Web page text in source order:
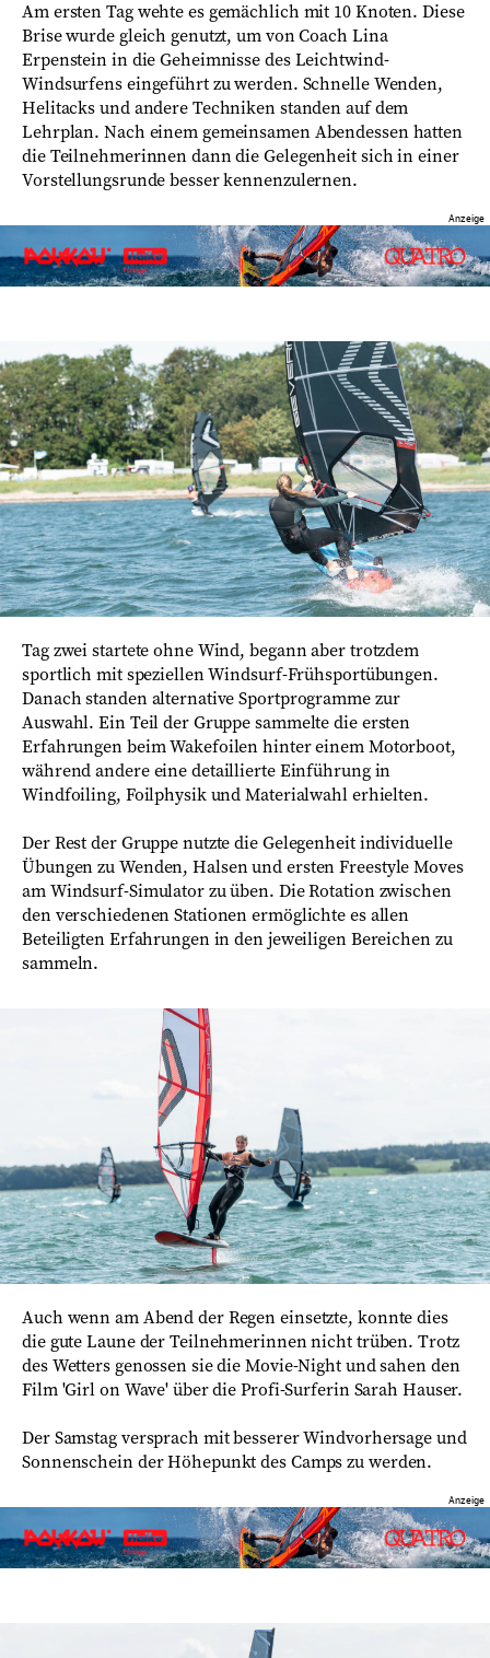
Am ersten Tag wehte es gemächlich mit 10 Knoten. Diese
Brise wurde gleich genutzt, um von Coach Lina
Erpenstein in die Geheimnisse des Leichtwind-
Windsurfens eingeführt zu werden. Schnelle Wenden,
Helitacks und andere Techniken standen auf dem
Lehrplan. Nach einem gemeinsamen Abendessen hatten
die Teilnehmerinnen dann die Gelegenheit sich in einer
Vorstellungsrunde besser kennenzulernen.
Tag zwei startete ohne Wind, begann aber trotzdem
sportlich mit speziellen Windsurf-Frühsportübungen.
Danach standen alternative Sportprogramme zur
Auswahl. Ein Teil der Gruppe sammelte die ersten
Erfahrungen beim Wakefoilen hinter einem Motorboot,
während andere eine detaillierte Einführung in
Windfoiling, Foilphysik und Materialwahl erhielten.
Der Rest der Gruppe nutzte die Gelegenheit individuelle
Übungen zu Wenden, Halsen und ersten Freestyle Moves
am Windsurf-Simulator zu üben. Die Rotation zwischen
den verschiedenen Stationen ermöglichte es allen
Beteiligten Erfahrungen in den jeweiligen Bereichen zu
sammeln.
Auch wenn am Abend der Regen einsetzte, konnte dies
die gute Laune der Teilnehmerinnen nicht trüben. Trotz
des Wetters genossen sie die Movie-Night und sahen den
Film 'Girl on Wave' über die Profi-Surferin Sarah Hauser.
Der Samstag versprach mit besserer Windvorhersage und
Sonnenschein der Höhepunkt des Camps zu werden.